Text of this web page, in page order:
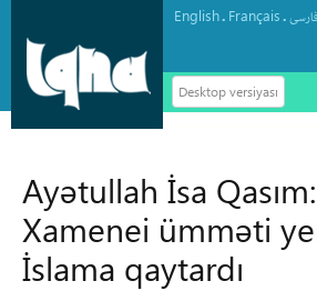
English. Français.فارسی
Desktop versiyası
Ayətullah İsa
Xamenei ümməti
İslama qaytardı